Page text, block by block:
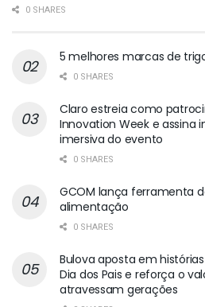
0 SHARES
5 melhores marcas de
0 SHARES
Claro estreia como
Innovation Week e assina
imersiva do evento
0 SHARES
GCOM lança ferramenta
alimentação
0 SHARES
Bulova aposta em
Dia dos Pais e reforça o
atravessam gerações